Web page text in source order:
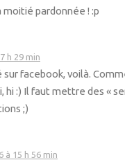
moitié pardonnée ! :p
h 29 min
sur facebook, voilà.
hi :) Il faut mettre des «
;)
à 15 h 56 min